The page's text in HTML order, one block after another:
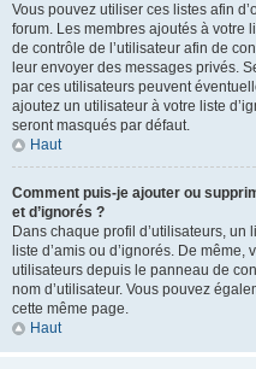
Vous pouvez utiliser ces listes afin
forum. Les membres ajoutés à votre
de contrôle de l’utilisateur afin de
leur envoyer des messages privés.
par ces utilisateurs peuvent
ajoutez un utilisateur à votre liste
seront masqués par défaut.
Haut
Comment puis-je ajouter ou
et d’ignorés ?
Dans chaque profil d’utilisateurs,
liste d’amis ou d’ignorés. De
utilisateurs depuis le panneau de
nom d’utilisateur. Vous pouvez
cette même page.
Haut